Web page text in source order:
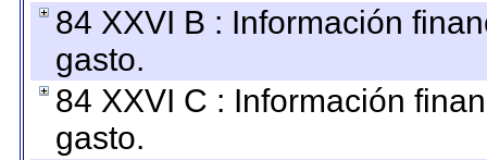
84 XXVI B : Información
gasto.
84 XXVI C : Información
gasto.